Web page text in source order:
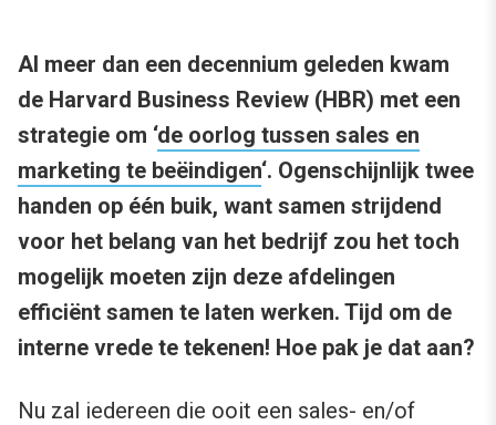
Al meer dan een decennium geleden kwam
de Harvard Business Review (HBR) met een
strategie om ‘de oorlog tussen sales en
marketing te beëindigen‘. Ogenschijnlijk twee
handen op één buik, want samen strijdend
voor het belang van het bedrijf zou het toch
mogelijk moeten zijn deze afdelingen
efficiënt samen te laten werken. Tijd om de
interne vrede te tekenen! Hoe pak je dat aan?
Nu zal iedereen die ooit een sales- en/of